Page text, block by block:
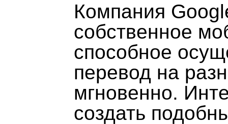
Компания
собственное
способное
перевод на
мгновенно.
создать